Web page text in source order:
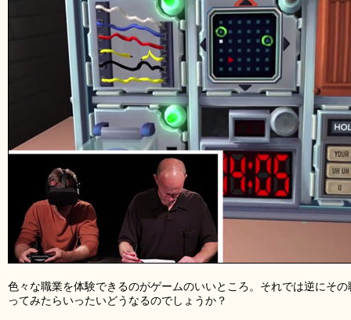
色々な職業を体験できるのがゲームのいいところ。それでは逆にそ
ってみたらいったいどうなるのでしょうか？